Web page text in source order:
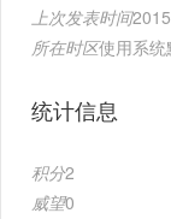
上次发表时间
所在时区使用系统
统计信息
积分2
威望0